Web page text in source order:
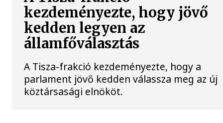
kezdeményezte, hogy jövő
kedden legyen az
államfőválasztás
A Tisza-frakció kezdeményezte, hogy a
parlament jövő kedden válassza meg az új
köztársasági elnököt.